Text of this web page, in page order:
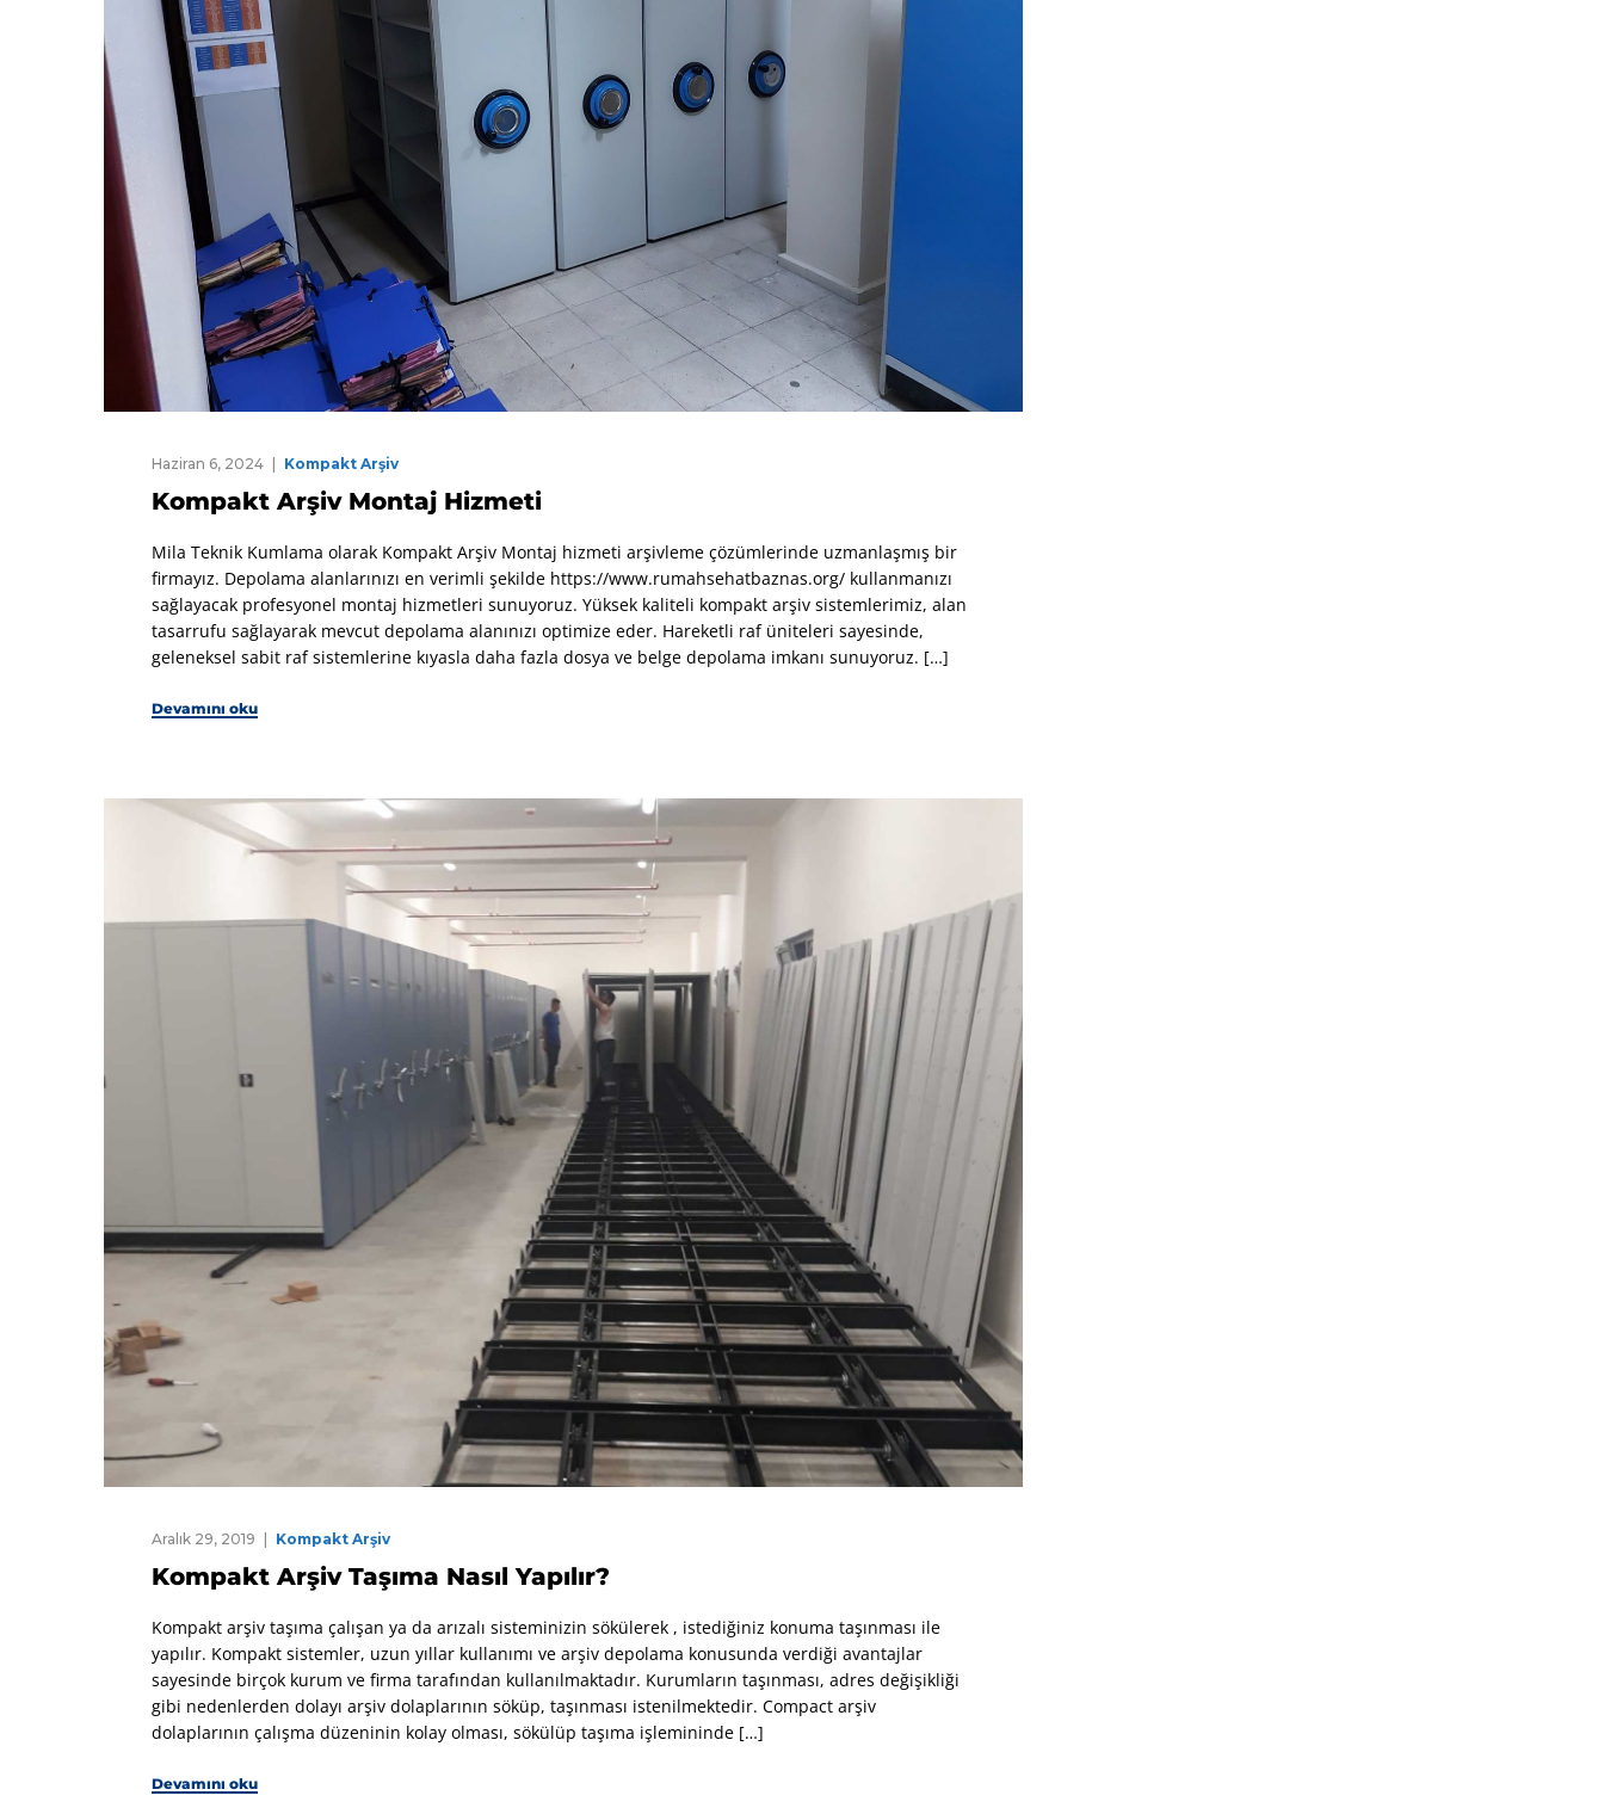
Haziran 6, 2024 Kompakt Arşiv
Kompakt Arşiv Montaj Hizmeti
Mila Teknik Kumlama olarak Kompakt Arşiv Montaj hizmeti arşivleme çözümlerinde uzmanlaşmış bir
firmayız. Depolama alanlarınızı en verimli şekilde https://www.rumahsehatbaznas.org/ kullanmanızı
sağlayacak profesyonel montaj hizmetleri sunuyoruz. Yüksek kaliteli kompakt arşiv sistemlerimiz, alan
tasarrufu sağlayarak mevcut depolama alanınızı optimize eder. Hareketli raf üniteleri sayesinde,
geleneksel sabit raf sistemlerine kıyasla daha fazla dosya ve belge depolama imkanı sunuyoruz. […]
Devamını oku
Aralık 29, 2019 Kompakt Arşiv
Kompakt Arşiv Taşıma Nasıl Yapılır?
Kompakt arşiv taşıma çalışan ya da arızalı sisteminizin sökülerek , istediğiniz konuma taşınması ile
yapılır. Kompakt sistemler, uzun yıllar kullanımı ve arşiv depolama konusunda verdiği avantajlar
sayesinde birçok kurum ve firma tarafından kullanılmaktadır. Kurumların taşınması, adres değişikliği
gibi nedenlerden dolayı arşiv dolaplarının söküp, taşınması istenilmektedir. Compact arşiv
dolaplarının çalışma düzeninin kolay olması, sökülüp taşıma işlemininde […]
Devamını oku